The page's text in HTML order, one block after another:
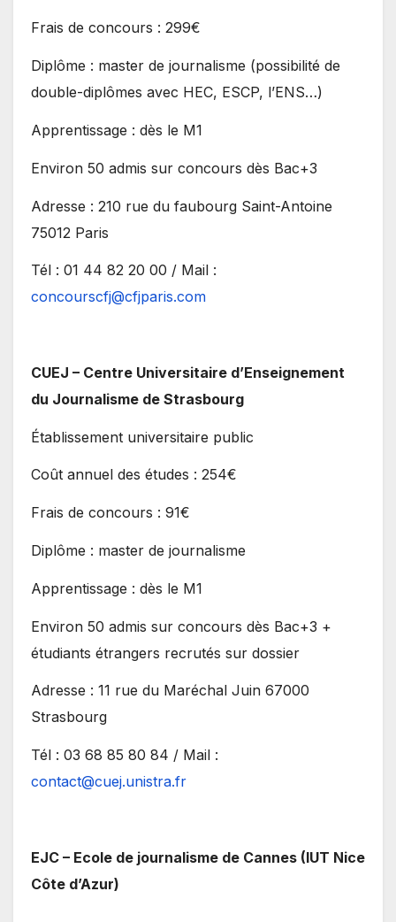
Frais de concours : 299€
Diplôme : master de journalisme (possibilité de
double-diplômes avec HEC, ESCP, l’ENS…)
Apprentissage : dès le M1
Environ 50 admis sur concours dès Bac+3
Adresse : 210 rue du faubourg Saint-Antoine
75012 Paris
Tél : 01 44 82 20 00 / Mail :
concourscfj@cfjparis.com
CUEJ – Centre Universitaire d’Enseignement
du Journalisme de Strasbourg
Établissement universitaire public
Coût annuel des études : 254€
Frais de concours : 91€
Diplôme : master de journalisme
Apprentissage : dès le M1
Environ 50 admis sur concours dès Bac+3 +
étudiants étrangers recrutés sur dossier
Adresse : 11 rue du Maréchal Juin 67000
Strasbourg
Tél : 03 68 85 80 84 / Mail :
contact@cuej.unistra.fr
EJC – Ecole de journalisme de Cannes (IUT Nice
Côte d’Azur)